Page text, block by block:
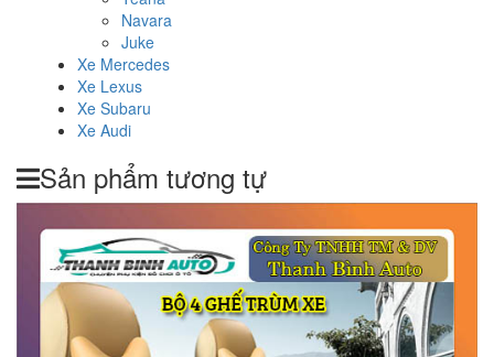
Navara
Juke
Xe Mercedes
Xe Lexus
Xe Subaru
Xe Audi
Sản phẩm tương tự